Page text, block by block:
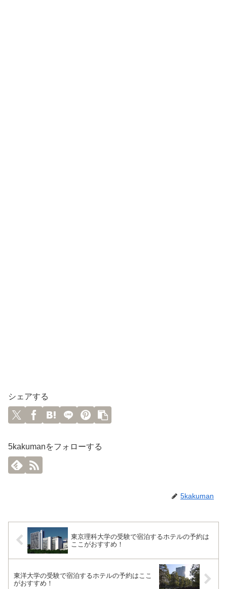
シェアする
5kakumanをフォローする
5kakuman
東京理科大学の受験で宿泊するホテルの予約は
ここがおすすめ！
東洋大学の受験で宿泊するホテルの予約はここ
がおすすめ！